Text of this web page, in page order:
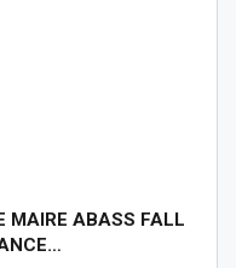
MAIRE ABASS FALL